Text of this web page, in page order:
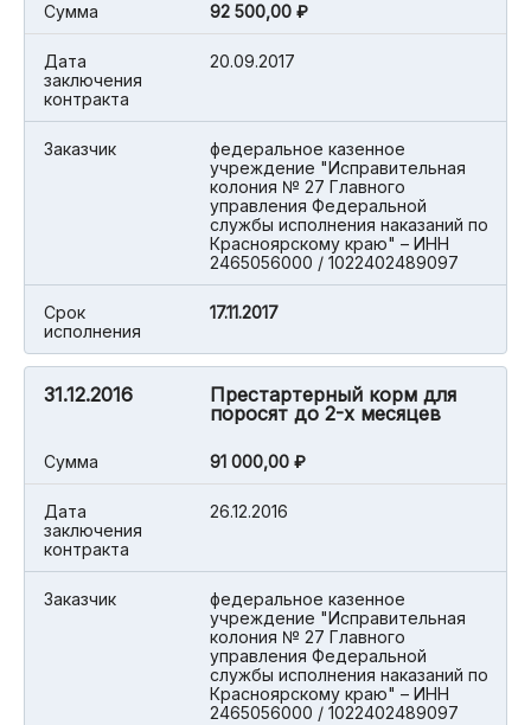
Cумма 92 500,00 ₽
Дата
заключения
контракта
20.09.2017
Заказчик
федеральное казенное
учреждение "Исправительная
колония № 27 Главного
управления Федеральной
службы исполнения наказаний по
Красноярскому краю" – ИНН
2465056000 / 1022402489097
Срок
исполнения
17.11.2017
31.12.2016
Престартерный корм для
поросят до 2-х месяцев
Cумма 91 000,00 ₽
Дата
заключения
контракта
26.12.2016
Заказчик
федеральное казенное
учреждение "Исправительная
колония № 27 Главного
управления Федеральной
службы исполнения наказаний по
Красноярскому краю" – ИНН
2465056000 / 1022402489097